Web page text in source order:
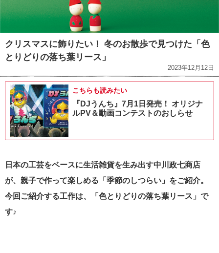
クリスマスに飾りたい！ 冬のお散歩で見つけた「色
とりどりの落ち葉リース」
2023年12月12日
こちらも読みたい
『DJうんち』7月1日発売！ オリジナ
ルPV＆動画コンテストのおしらせ
日本の工芸をベースに生活雑貨を生み出す中川政七商店
が、親子で作って楽しめる「季節のしつらい」をご紹介。
今回ご紹介する工作は、「色とりどりの落ち葉リース」で
す♪